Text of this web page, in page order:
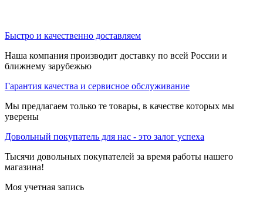
Быстро и качественно доставляем
Наша компания производит доставку по всей России и
ближнему зарубежью
Гарантия качества и сервисное обслуживание
Мы предлагаем только те товары, в качестве которых мы
уверены
Довольный покупатель для нас - это залог успеха
Тысячи довольных покупателей за время работы нашего
магазина!
Моя учетная запись